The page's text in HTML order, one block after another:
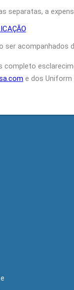
separatas, a
ser acompanhados
completo
e dos